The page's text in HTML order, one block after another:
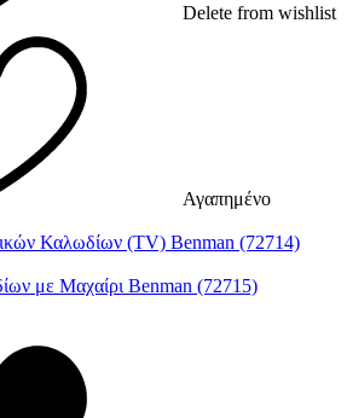
Delete from wishlist
Αγαπημένο
Καλωδίων (TV) Benman (72714)